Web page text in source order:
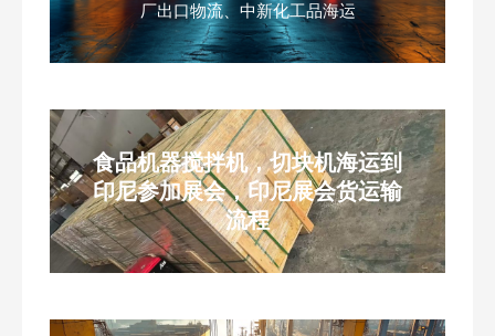
厂出口物流、中新化工品海运
食品机器搅拌机，切块机海运到
印尼参加展会，印尼展会货运输
流程